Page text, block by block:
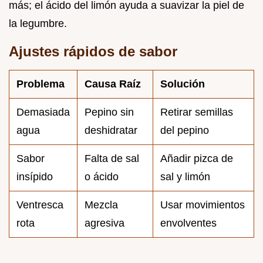
más; el ácido del limón ayuda a suavizar la piel de
la legumbre.
Ajustes rápidos de sabor
Problema Causa Raíz Solución
Demasiada
agua
Pepino sin
deshidratar
Retirar semillas
del pepino
Sabor
insípido
Falta de sal
o ácido
Añadir pizca de
sal y limón
Ventresca
rota
Mezcla
agresiva
Usar movimientos
envolventes